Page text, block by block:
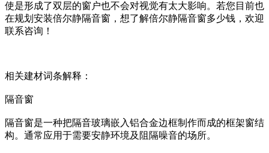
使是形成了双层的窗户也不会对视觉有太大影响。若您目前也
在规划安装倍尔静隔音窗，想了解倍尔静隔音窗多少钱，欢迎
联系咨询！
相关建材词条解释：
隔音窗
隔音窗是一种把隔音玻璃嵌入铝合金边框制作而成的框架窗结
构。通常应用于需要安静环境及阻隔噪音的场所。